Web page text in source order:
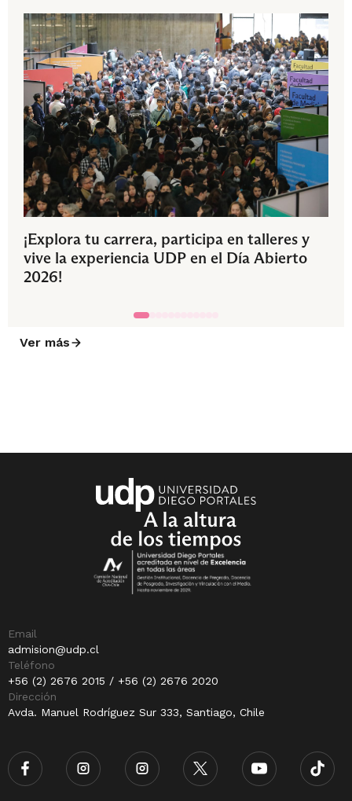
¡Explora tu carrera, participa en talleres y
vive la experiencia UDP en el Día Abierto
2026!
Ver más
Email
admision@udp.cl
Teléfono
+56 (2) 2676 2015 / +56 (2) 2676 2020
Dirección
Avda. Manuel Rodríguez Sur 333, Santiago, Chile